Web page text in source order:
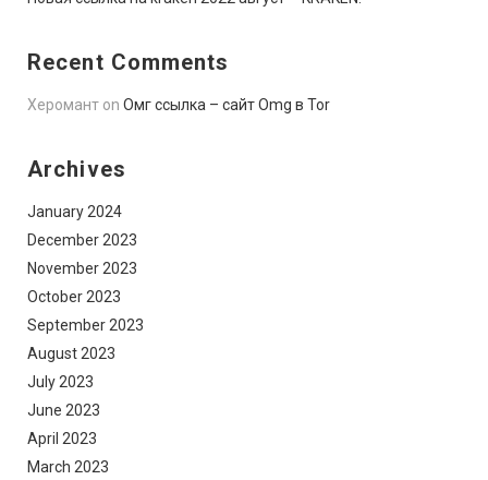
Recent Comments
Херомант on Омг ссылка – сайт Omg в Tor
Archives
January 2024
December 2023
November 2023
October 2023
September 2023
August 2023
July 2023
June 2023
April 2023
March 2023